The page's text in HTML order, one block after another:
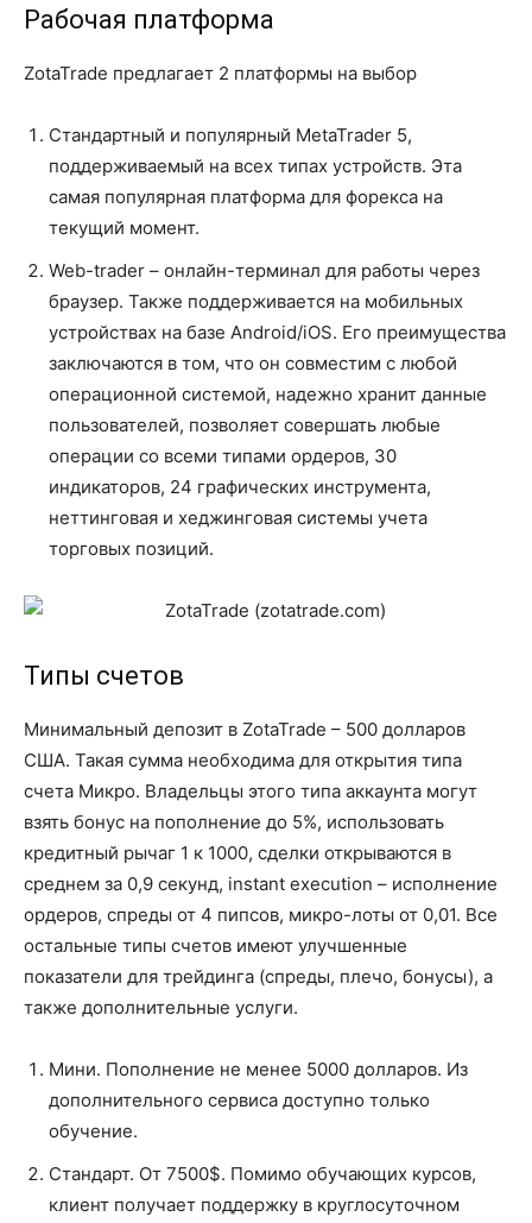
Рабочая платформа
ZotaTrade предлагает 2 платформы на выбор
Стандартный и популярный MetaTrader 5,
поддерживаемый на всех типах устройств. Эта
самая популярная платформа для форекса на
текущий момент.
Web-trader – онлайн-терминал для работы через
браузер. Также поддерживается на мобильных
устройствах на базе Android/iOS. Его преимущества
заключаются в том, что он совместим с любой
операционной системой, надежно хранит данные
пользователей, позволяет совершать любые
операции со всеми типами ордеров, 30
индикаторов, 24 графических инструмента,
неттинговая и хеджинговая системы учета
торговых позиций.
Типы счетов
Минимальный депозит в ZotaTrade – 500 долларов
США. Такая сумма необходима для открытия типа
счета Микро. Владельцы этого типа аккаунта могут
взять бонус на пополнение до 5%, использовать
кредитный рычаг 1 к 1000, сделки открываются в
среднем за 0,9 секунд, instant execution – исполнение
ордеров, спреды от 4 пипсов, микро-лоты от 0,01. Все
остальные типы счетов имеют улучшенные
показатели для трейдинга (спреды, плечо, бонусы), а
также дополнительные услуги.
Мини. Пополнение не менее 5000 долларов. Из
дополнительного сервиса доступно только
обучение.
Стандарт. От 7500$. Помимо обучающих курсов,
клиент получает поддержку в круглосуточном